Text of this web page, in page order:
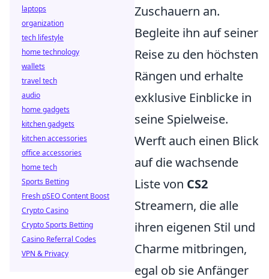
Zuschauern an.
Begleite ihn auf seiner
Reise zu den höchsten
Rängen und erhalte
exklusive Einblicke in
seine Spielweise.
Werft auch einen Blick
auf die wachsende
Liste von CS2
Streamern, die alle
ihren eigenen Stil und
Charme mitbringen,
egal ob sie Anfänger
laptops
organization
tech lifestyle
home technology
wallets
travel tech
audio
home gadgets
kitchen gadgets
kitchen accessories
office accessories
home tech
Sports Betting
Fresh pSEO Content Boost
Crypto Casino
Crypto Sports Betting
Casino Referral Codes
VPN & Privacy